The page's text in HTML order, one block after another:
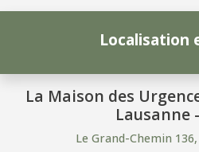
Localisation
La Maison des
Lausanne
Le Grand-Chemin